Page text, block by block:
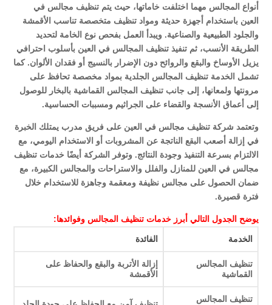
أنواع المجالس مهما اختلفت خاماتها، حيث يتم تنظيف مجالس في
العين باستخدام أجهزة حديثة ومواد تنظيف متخصصة تناسب الأقمشة
والجلود الطبيعية والصناعية. ويبدأ العمل بفحص نوع الخامة لتحديد
الطريقة الأنسب، ثم تنفيذ تنظيف المجالس في العين بأسلوب احترافي
يزيل الأوساخ والبقع والروائح دون الإضرار بالنسيج أو فقدان الألوان. كما
تشمل الخدمة تنظيف المجالس الجلدية بمواد مخصصة تحافظ على
مرونتها ولمعانها، إلى جانب تنظيف المجالس القماشية بالبخار للوصول
إلى أعماق الأنسجة والقضاء على الجراثيم ومسببات الحساسية.
وتعتمد شركة تنظيف مجالس في العين على فريق مدرب يمتلك الخبرة
في إزالة أصعب البقع الناتجة عن المشروبات أو الاستخدام اليومي، مع
الالتزام بسرعة التنفيذ وجودة النتائج. وتوفر الشركة أيضًا خدمات تنظيف
مجالس في العين للمنازل والفلل والاستراحات والمجالس الكبيرة، مع
ضمان الحصول على مجالس نظيفة ومعقمة وجاهزة للاستخدام خلال
فترة قصيرة.
يوضح الجدول التالي أبرز خدمات تنظيف المجالس وفوائدها:
الخدمة الفائدة
تنظيف المجالس
القماشية
إزالة الأتربة والبقع والحفاظ على
الأقمشة
تنظيف المجالس